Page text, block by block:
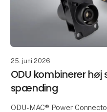
25. juni 2026
ODU kombinerer
spænding
ODU-MAC® Power